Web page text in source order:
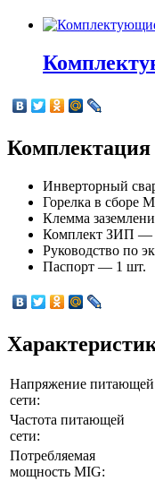
Комплектация
Инверторный
Горелка в сборе
Клемма
Комплект ЗИП —
Руководство по
Паспорт — 1 шт.
Напряжение питающей
сети:
Частота питающей
сети:
Потребляемая
мощность MIG: